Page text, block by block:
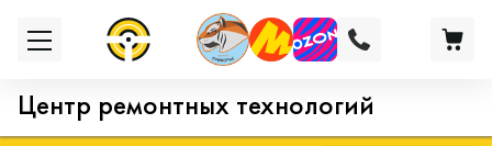
Центр ремонтных технологий